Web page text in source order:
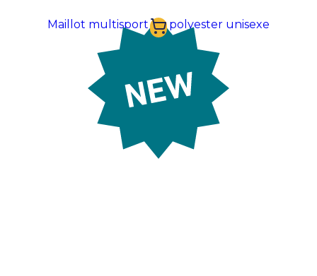
Maillot multisport en polyester unisexe